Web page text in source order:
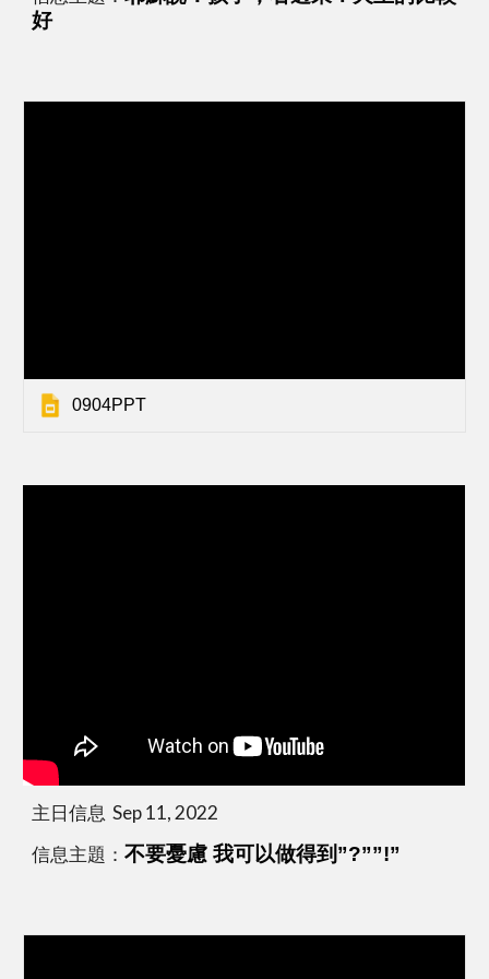
好
0904PPT
主日信息  Sep 11, 2022
信息主題：不要憂慮 我可以做得到”?””!”